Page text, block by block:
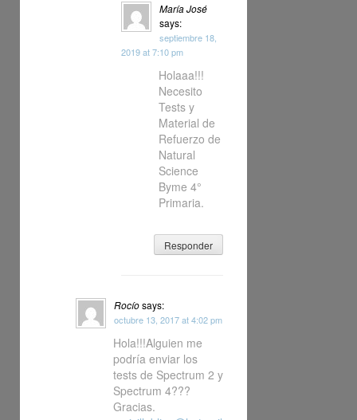
María José
says:
septiembre 18,
2019 at 7:10 pm
Holaaa!!!
Necesito
Tests y
Material de
Refuerzo de
Natural
Science
Byme 4°
Primaria.
Responder
Rocíosays:
octubre 13, 2017 at 4:02 pm
Hola!!!Alguien me
podría enviar los
tests de Spectrum 2 y
Spectrum 4???
Gracias.